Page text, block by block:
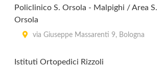
Policlinico S. Orsola - Malpighi / Area S.
Orsola
via Giuseppe Massarenti 9, Bologna
Istituti Ortopedici Rizzoli